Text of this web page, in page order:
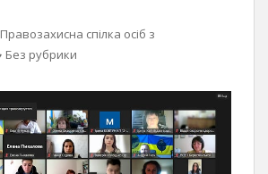
Правозахисна спілка осіб з
Без рубрики